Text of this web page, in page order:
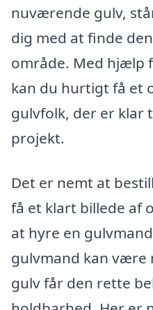
nuværende gulv,
dig med at finde
område. Med hjælp
kan du hurtigt få et
gulvfolk, der er klar
projekt.
Det er nemt at
få et klart billede af
at hyre en
gulvmand kan være
gulv får den rette